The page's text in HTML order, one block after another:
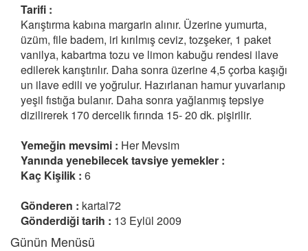
Tarifi :
Karıştırma kabına margarin alınır. Üzerine yumurta,
üzüm, file badem, iri kırılmış ceviz, tozşeker, 1 paket
vanilya, kabartma tozu ve limon kabuğu rendesi ilave
edilerek karıştırılır. Daha sonra üzerine 4,5 çorba kaşığı
un ilave edili ve yoğrulur. Hazırlanan hamur yuvarlanıp
yeşil fıstığa bulanır. Daha sonra yağlanmış tepsiye
dizilirerek 170 dercelik fırında 15- 20 dk. pişirilir.
Yemeğin mevsimi : Her Mevsim
Yanında yenebilecek tavsiye yemekler :
Kaç Kişilik : 6
Gönderen : kartal72
Gönderdiği tarih : 13 Eylül 2009
Günün Menüsü